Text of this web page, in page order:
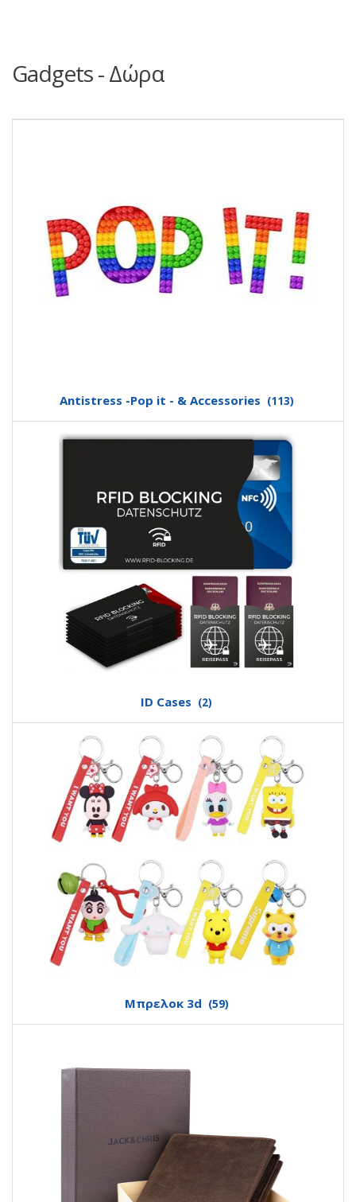
Gadgets - Δώρα
Antistress -Pop it - & Accessories (113)
ID Cases (2)
Mπρελοκ 3d (59)